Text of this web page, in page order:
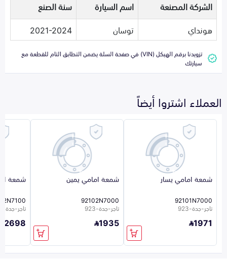
الشركة المصنعة اسم السيارة
سنة الصنع
هونداي
توسان 2021-2024
تزويدنا برقم الهيكل (VIN) في صفحة السلة يضمن التطابق التام للقطعة مع
سيارتك
العملاء اشتروا أيضاً
شمعة امامي يسار
92101N7000
تاجر-جدة-923
1971
شمعة امامي يمين
92102N7000
تاجر-جدة-923
1935
شمعة
تاجر-جدة-923
2698